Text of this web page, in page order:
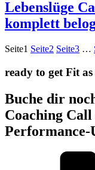
Lebenslüge
komplett
Seite1 Seite2 Seite3 …
ready to get Fit
Buche dir
Coaching
Performance-